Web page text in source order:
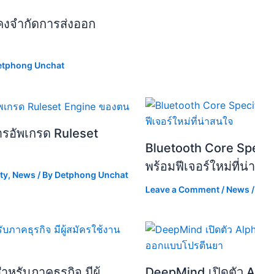
จำกัดการส่งออก
Unchat
อัพเกรด Ruleset
, News / By Detphong Unchat
Bluetooth Core
พร้อมฟีเจอร์ใหม่ที่น่
Leave a Comment / News